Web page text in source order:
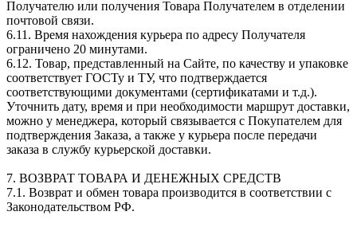
Получателю или получения Товара Получателем в отделении
почтовой связи.
6.11. Время нахождения курьера по адресу Получателя
ограничено 20 минутами.
6.12. Товар, представленный на Сайте, по качеству и упаковке
соответствует ГОСТу и ТУ, что подтверждается
соответствующими документами (сертификатами и т.д.).
Уточнить дату, время и при необходимости маршрут доставки,
можно у менеджера, который связывается с Покупателем для
подтверждения Заказа, а также у курьера после передачи
заказа в службу курьерской доставки.
7. ВОЗВРАТ ТОВАРА И ДЕНЕЖНЫХ СРЕДСТВ
7.1. Возврат и обмен товара производится в соответствии с
Законодательством РФ.